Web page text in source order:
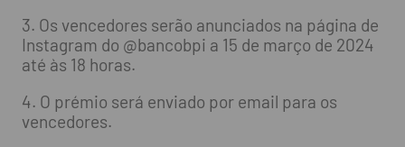
3. Os vencedores serão anunciados na página de
Instagram do @bancobpi a 15 de março de 2024
até às 18 horas.
4. O prémio será enviado por email para os
vencedores.